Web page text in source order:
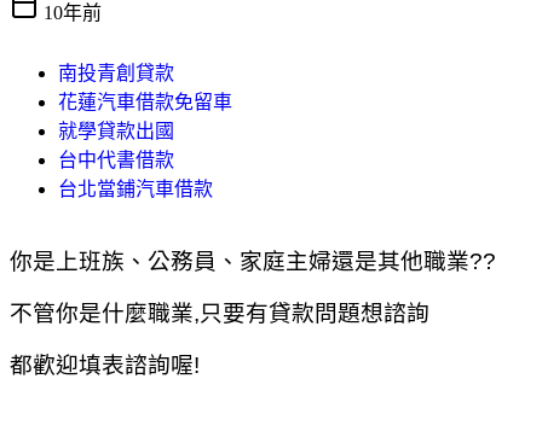
10年前
南投青創貸款
花蓮汽車借款免留車
就學貸款出國
台中代書借款
台北當鋪汽車借款
你是上班族、公務員、家庭主婦還是其他職業??
不管你是什麼職業,只要有貸款問題想諮詢
都歡迎填表諮詢喔!